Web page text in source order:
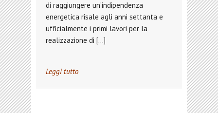
di raggiungere un’indipendenza
energetica risale agli anni settanta e
ufficialmente i primi lavori per la
realizzazione di […]
Leggi tutto